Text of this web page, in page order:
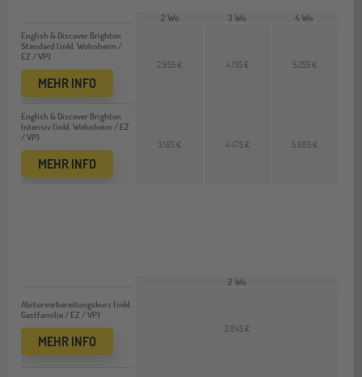
English & Discover Brighton
Standard (inkl. Wohnheim /
EZ / VP)
MEHR INFO
English & Discover Brighton
Intensiv (inkl. Wohnheim / EZ
/ VP)
MEHR INFO
2 Wo 3 Wo 4 Wo
2.955 € 4.135 € 5.255 €
3.165 € 4.475 € 5.685 €
Abiturvorbereitungskurs (inkl.
Gastfamilie / EZ / VP)
MEHR INFO
2 Wo
2.845 €